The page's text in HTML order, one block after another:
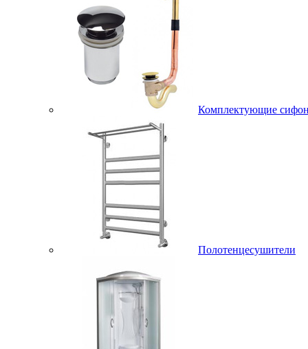
Комплектующие
Полотенцесушители